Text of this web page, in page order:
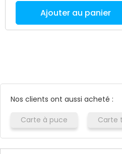
Ajouter au panier
Nos clients ont aussi acheté :
Carte à puce Carte